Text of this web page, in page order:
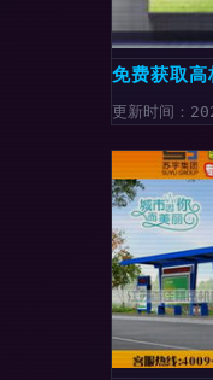
免费获取
更新时间：